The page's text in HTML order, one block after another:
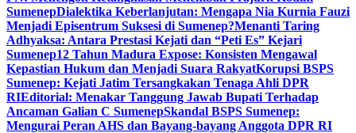
SumenepDialektika Keberlanjutan: Mengapa Nia Kurnia Fauzi
Menjadi Episentrum Suksesi di Sumenep?Menanti Taring
Adhyaksa: Antara Prestasi Kejati dan “Peti Es” Kejari
Sumenep12 Tahun Madura Expose: Konsisten Mengawal
Kepastian Hukum dan Menjadi Suara RakyatKorupsi BSPS
Sumenep: Kejati Jatim Tersangkakan Tenaga Ahli DPR
RIEditorial: Menakar Tanggung Jawab Bupati Terhadap
Ancaman Galian C SumenepSkandal BSPS Sumenep:
Mengurai Peran AHS dan Bayang-bayang Anggota DPR RI